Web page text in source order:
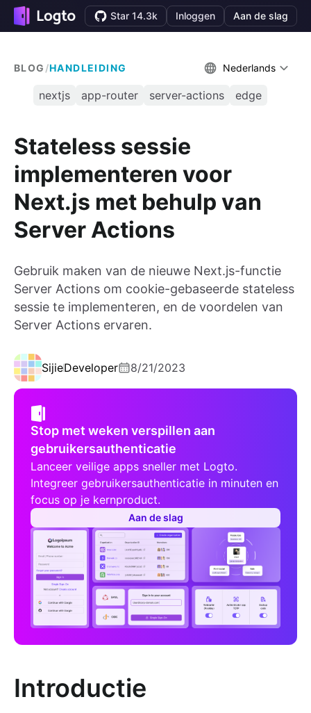
Star 14.3k Inloggen Aan de slag
BLOG /HANDLEIDING Nederlands
nextjs app-router server-actions edge
Stateless sessie
implementeren voor
Next.js met behulp van
Server Actions
Gebruik maken van de nieuwe Next.js-functie
Server Actions om cookie-gebaseerde stateless
sessie te implementeren, en de voordelen van
Server Actions ervaren.
SijieDeveloper 8/21/2023
Stop met weken verspillen aan
gebruikersauthenticatie
Lanceer veilige apps sneller met Logto.
Integreer gebruikersauthenticatie in minuten en
focus op je kernproduct.
Aan de slag
Introductie